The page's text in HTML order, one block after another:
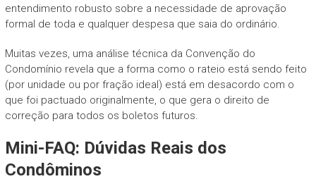
entendimento robusto sobre a necessidade de aprovação
formal de toda e qualquer despesa que saia do ordinário.
Muitas vezes, uma análise técnica da Convenção do
Condomínio revela que a forma como o rateio está sendo feito
(por unidade ou por fração ideal) está em desacordo com o
que foi pactuado originalmente, o que gera o direito de
correção para todos os boletos futuros.
Mini-FAQ: Dúvidas Reais dos
Condôminos